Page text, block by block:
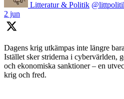
Litteratur & Politik
2 jun
Dagens krig utkämpas inte längre
Istället sker striderna i cybervärlden,
och ekonomiska sanktioner – en
krig och fred.